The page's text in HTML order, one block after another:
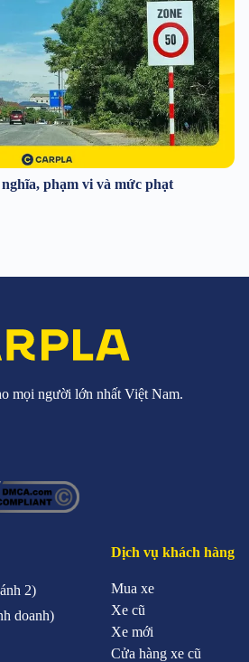
phạm vi và mức phạt
mọi người lớn nhất Việt Nam.
2)
doanh)
Dịch vụ khách hàng
Mua xe
Xe cũ
Xe mới
Cửa hàng xe cũ